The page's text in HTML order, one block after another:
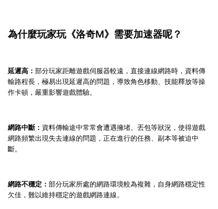
為什麼玩家玩《洛奇M》需要加速器呢？
延遲高： 部分玩家距離遊戲伺服器較遠，直接連線網路時，資料傳
輸路程長，極易出現延遲高的問題，導致角色移動、技能釋放等操
作卡頓，嚴重影響遊戲體驗。
網路中斷： 資料傳輸途中常常會遭遇擁堵、丟包等狀況，使得遊戲
網路頻繁出現失去連線的問題，正在進行的任務、副本等被迫中
斷。
網路不穩定： 部分玩家所處的網路環境較為複雜，自身網路穩定性
欠佳，難以維持穩定的遊戲網路連線。